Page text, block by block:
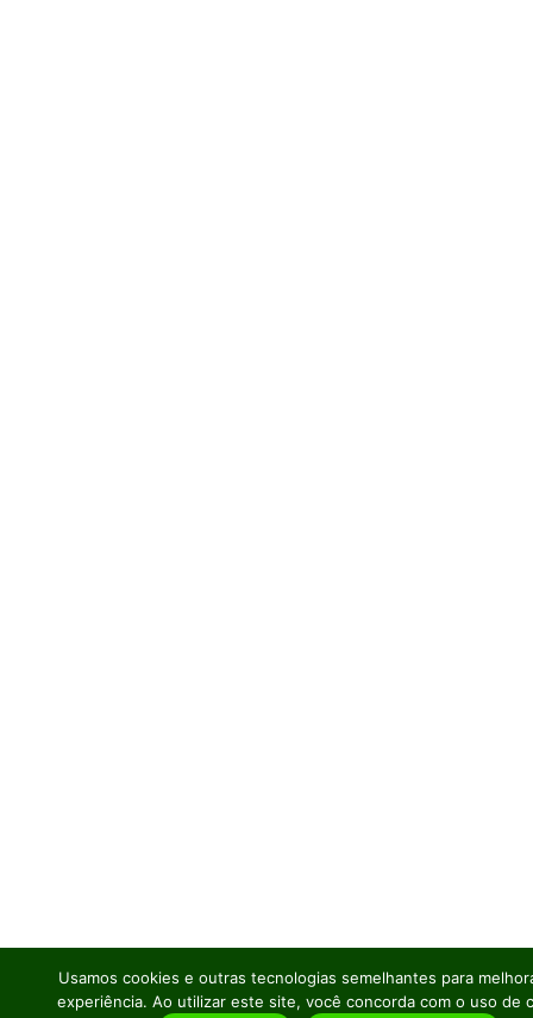
Usamos cookies e outras tecnologias semelhantes para
experiência. Ao utilizar este site, você concorda com o uso de